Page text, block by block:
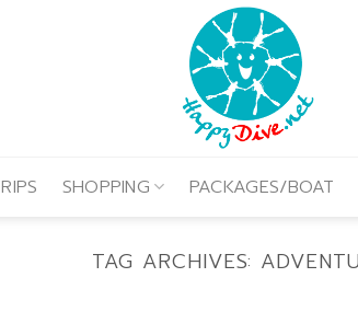
SHOPPING PACKAGES/BOAT
TAG ARCHIVES: